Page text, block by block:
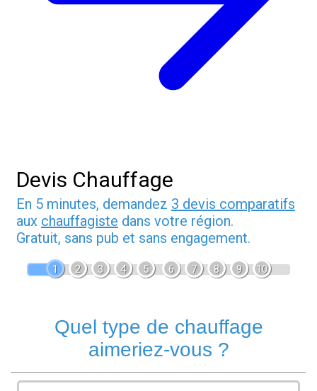
Devis Chauffage
En 5 minutes, demandez 3 devis comparatifs
aux chauffagiste dans votre région.
Gratuit, sans pub et sans engagement.
1 2 3 4 5 6 7 8 9 10
Quel type de chauffage
aimeriez-vous ?